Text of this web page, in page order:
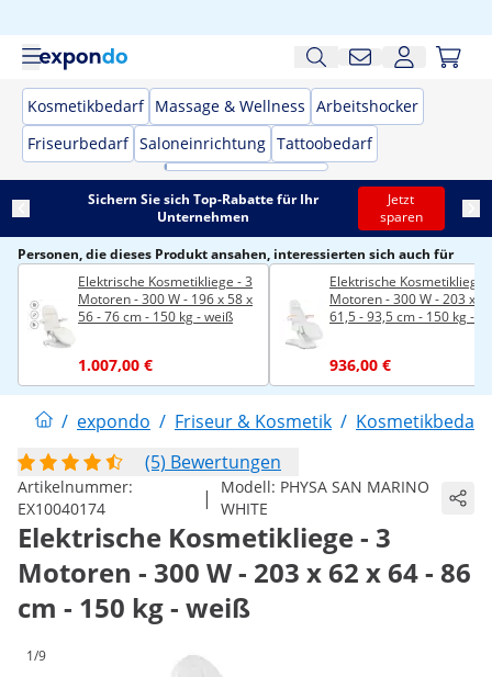
Kosmetikbedarf Massage & Wellness Arbeitshocker
Friseurbedarf Saloneinrichtung Tattoobedarf
Sichern Sie sich Top-Rabatte für Ihr
Unternehmen
Jetzt
sparen
Personen, die dieses Produkt ansahen, interessierten sich auch für
Elektrische Kosmetikliege - 3
Motoren - 300 W - 196 x 58 x
56 - 76 cm - 150 kg - weiß
1.007,00 €
Elektrische Kosmetikliege
Motoren - 300 W - 203 x
61,5 - 93,5 cm - 150 kg -
936,00 €
/ expondo / Friseur & Kosmetik / Kosmetikbedarf
(5) Bewertungen
Artikelnummer:
EX10040174
| Modell: PHYSA SAN MARINO
WHITE
Elektrische Kosmetikliege - 3
Motoren - 300 W - 203 x 62 x 64 - 86
cm - 150 kg - weiß
1/9